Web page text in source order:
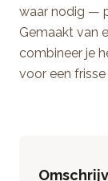
waar nodig —
Gemaakt van
combineer je
voor een